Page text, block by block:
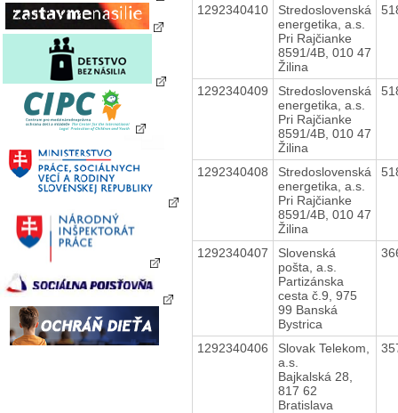
1292340410
Stredoslovenská
energetika, a.s.
Pri Rajčianke
8591/4B, 010 47
Žilina
1292340409
Stredoslovenská
energetika, a.s.
Pri Rajčianke
8591/4B, 010 47
Žilina
1292340408
Stredoslovenská
energetika, a.s.
Pri Rajčianke
8591/4B, 010 47
Žilina
1292340407
Slovenská
pošta, a.s.
Partizánska
cesta č.9, 975
99 Banská
Bystrica
1292340406
Slovak Telekom,
a.s.
Bajkalská 28,
817 62
Bratislava